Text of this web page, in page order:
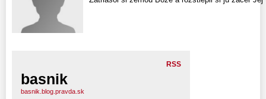
RSS
basnik
basnik.blog.pravda.sk